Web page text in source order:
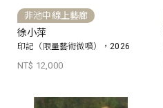
非池中線上藝廊
徐小萍
印記（限量藝術微噴），2026
NT$ 12,000